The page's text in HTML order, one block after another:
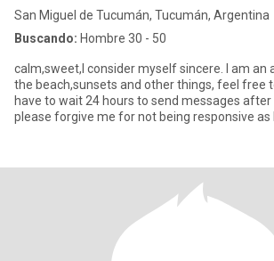
San Miguel de Tucumán, Tucumán, Argentina
Buscando: Hombre 30 - 50
calm,sweet,I consider myself sincere. I am an
the beach,sunsets and other things, feel free to say
have to wait 24 hours to send messages
please forgive me for not being responsive as